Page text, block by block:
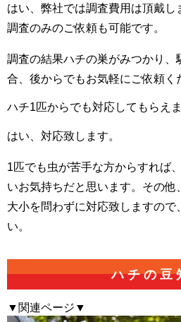
はい、弊社では調査費用は頂戴し
調査のみのご依頼も可能です。
調査の結果ハチの巣がみつかり、
合、後からでもお気軽にご依頼く
ハチ1匹からでも対応してもらえ
はい、対応致します。
1匹でも虫が苦手な方からすれば
いお気持ちだと思います。その
大小を問わずに対応致しますので
い。
ハ チ の 豆
▼関連ページ▼